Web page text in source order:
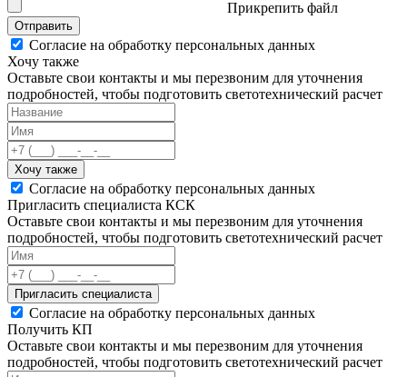
Прикрепить файл
Отправить
Согласие на обработку персональных данных
Хочу также
Оставьте свои контакты и мы перезвоним для уточнения
подробностей, чтобы подготовить светотехнический расчет
Хочу также
Согласие на обработку персональных данных
Пригласить специалиста КСК
Оставьте свои контакты и мы перезвоним для уточнения
подробностей, чтобы подготовить светотехнический расчет
Пригласить специалиста
Согласие на обработку персональных данных
Получить КП
Оставьте свои контакты и мы перезвоним для уточнения
подробностей, чтобы подготовить светотехнический расчет